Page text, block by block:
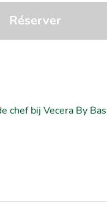
Réserver
chef bij Vecera By